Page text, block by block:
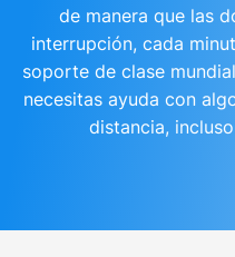
de manera que las
interrupción, cada
soporte de clase
necesitas ayuda con
distancia,